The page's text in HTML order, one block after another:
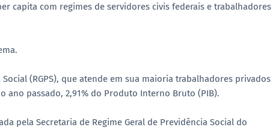
capita com regimes de servidores civis federais e trabalhadores
(RGPS), que atende em sua maioria trabalhadores privados
ano passado, 2,91% do Produto Interno Bruto (PIB).
pela Secretaria de Regime Geral de Previdência Social do